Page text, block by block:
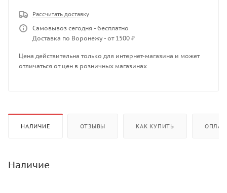
Рассчитать доставку
Самовывоз сегодня - бесплатно
Доставка по Воронежу - от 1500 ₽
Цена действительна только для интернет-магазина и может
отличаться от цен в розничных магазинах
НАЛИЧИЕ ОТЗЫВЫ КАК КУПИТЬ
Наличие